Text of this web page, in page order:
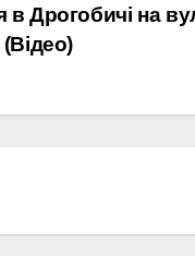
в Дрогобичі на